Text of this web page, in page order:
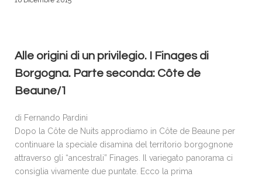
Alle origini di un privilegio. I Finages di
Borgogna. Parte seconda: Côte de
Beaune/1
di Fernando Pardini
Dopo la Côte de Nuits approdiamo in Côte de Beaune per
continuare la speciale disamina del territorio borgognone
attraverso gli “ancestrali” Finages. Il variegato panorama ci
consiglia vivamente due puntate. Ecco la prima